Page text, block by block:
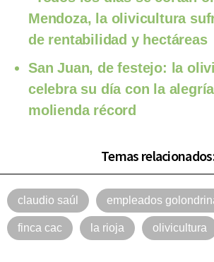
Mendoza, la olivicultura
de rentabilidad y hectáreas
San Juan, de festejo: la
celebra su día con la
molienda récord
Temas
claudio saúl empleados
finca cac la rioja olivicultura